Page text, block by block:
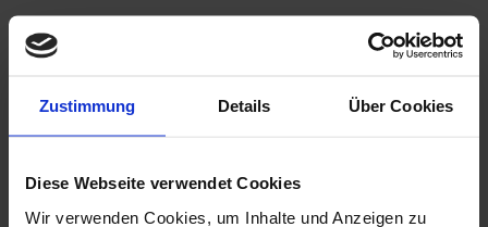
Zustimmung Details Über Cookies
Diese Webseite verwendet Cookies
Wir verwenden Cookies, um Inhalte und Anzeigen zu